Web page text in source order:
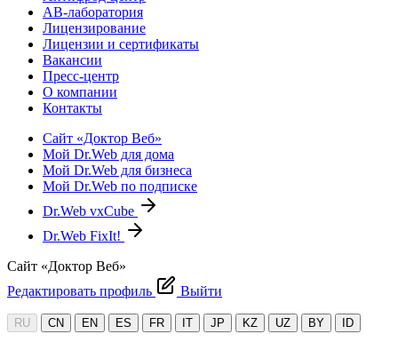
АВ-лаборатория
Лицензирование
Лицензии и сертификаты
Вакансии
Пресс-центр
О компании
Контакты
Сайт «Доктор Веб»
Мой Dr.Web для дома
Мой Dr.Web для бизнеса
Мой Dr.Web по подписке
Dr.Web vxCube
Dr.Web FixIt!
Сайт «Доктор Веб»
Редактировать профиль
Выйти
RU CN EN ES FR IT JP KZ UZ BY ID